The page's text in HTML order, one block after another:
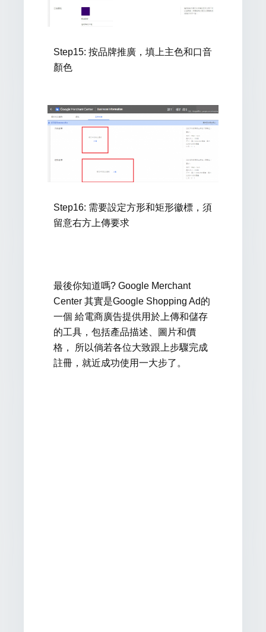
Step15: 按品牌推廣，填上主色和口音
顏色
Step16: 需要設定方形和矩形徽標，須
留意右方上傳要求
最後你知道嗎? Google Merchant
Center 其實是Google Shopping Ad的
一個 給電商廣告提供用於上傳和儲存
的工具，包括產品描述、圖片和價
格， 所以倘若各位大致跟上步驟完成
註冊，就近成功使用一大步了。